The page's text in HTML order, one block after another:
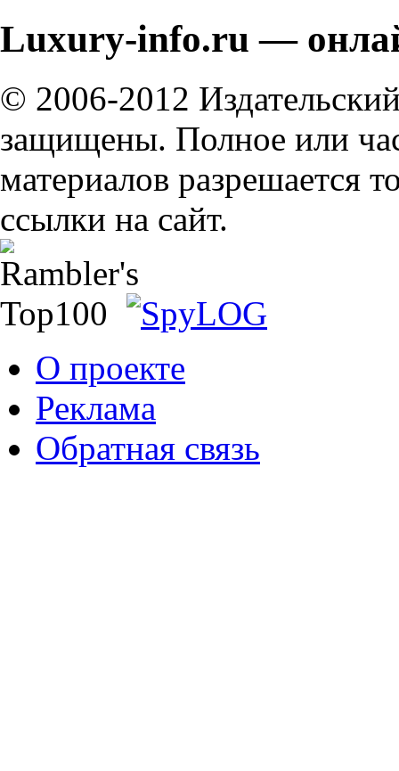
Luxury-info.ru —
© 2006-2012
защищены. Полное или
материалов разрешается
ссылки на сайт.
О проекте
Реклама
Обратная связь